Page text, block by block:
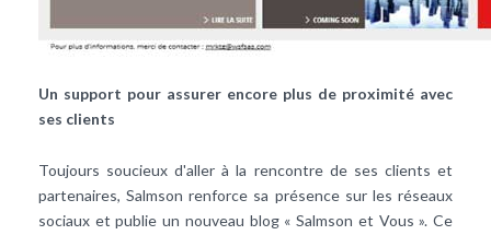
Un support pour assurer encore plus de proximité avec
ses clients
Toujours soucieux d'aller à la rencontre de ses clients et
partenaires, Salmson renforce sa présence sur les réseaux
sociaux et publie un nouveau blog « Salmson et Vous ». Ce